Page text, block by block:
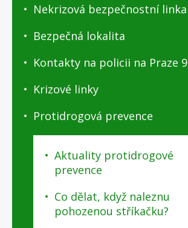
podstránky
Nekrizová bezpečnostní linka
Bezpečná lokalita
Kontakty na policii na Praze 9
Krizové linky
Protidrogová prevence
Aktuality protidrogové
prevence
Co dělat, když naleznu
pohozenou stříkačku?